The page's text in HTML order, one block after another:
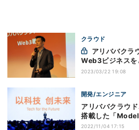
クラウド
Web3ビジネスを
2023/03/22 19:08
開発/エンジニア
アリババクラウ
搭載した「
2022/11/04 17:15